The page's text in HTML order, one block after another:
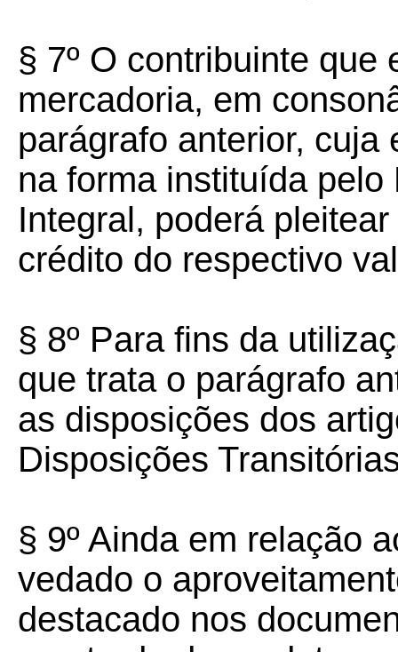
§ 7º O contribuinte que
mercadoria, em
parágrafo anterior, cuja
na forma instituída
Integral, poderá
crédito do respectivo
§ 8º Para fins da
que trata o parágrafo
as disposições dos
Disposições
§ 9º Ainda em relação
vedado o
destacado nos